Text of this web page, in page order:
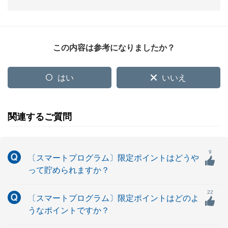
この内容は参考になりましたか？
はい いいえ
関連するご質問
〔スマートプログラム〕限定ポイントはどうや
って貯められますか？
9
〔スマートプログラム〕限定ポイントはどのよ
うなポイントですか？
22